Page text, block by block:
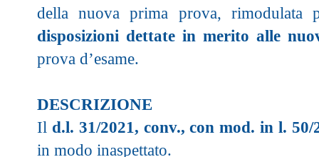
della nuova prima prova, rimodulata
disposizioni dettate in merito alle
prova d’esame.
DESCRIZIONE
Il d.l. 31/2021, conv., con mod. in l. 50/
in modo inaspettato.